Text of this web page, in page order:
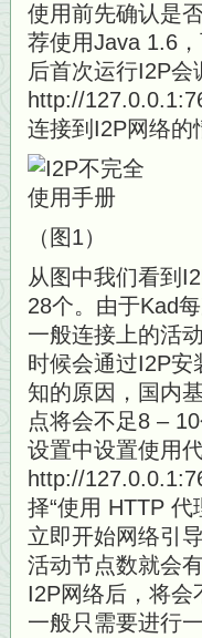
使用前先确认是
荐使用Java 1.6
后首次运行I2P
http://
连接到I2P网络的
（图1）
从图中我们看到
28个。由于Kad
一般连接上的活
时候会通过I2P安
知的原因，国内
点将会不足8 –
设置中设置使用
http://
择“使用 HTTP
立即开始网络引
活动节点数就会
I2P网络后，将会
一般只需要进行